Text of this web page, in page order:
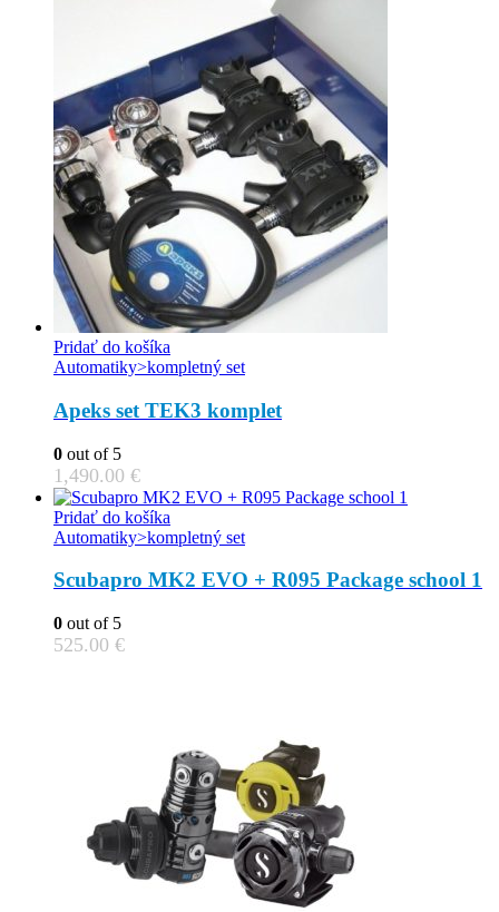
Pridať do košíka
Automatiky>kompletný set
Apeks set TEK3 komplet
0 out of 5
1,490.00 €
Pridať do košíka
Automatiky>kompletný set
Scubapro MK2 EVO + R095 Package school 1
0 out of 5
525.00 €